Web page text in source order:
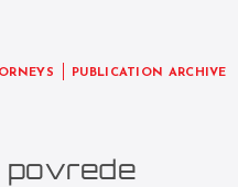
PUBLICATION ARCHIVE
povrede